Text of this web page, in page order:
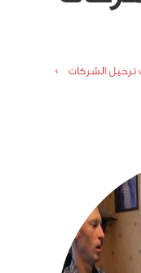
ترحيل الشركات ›